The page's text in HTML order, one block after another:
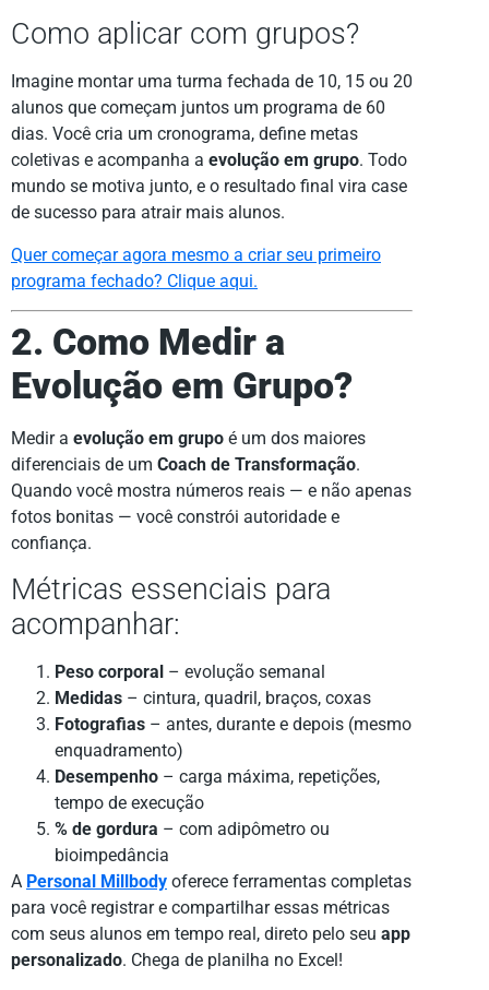
Como aplicar com grupos?
Imagine montar uma turma fechada de 10, 15 ou 20
alunos que começam juntos um programa de 60
dias. Você cria um cronograma, define metas
coletivas e acompanha a evolução em grupo. Todo
mundo se motiva junto, e o resultado final vira case
de sucesso para atrair mais alunos.
Quer começar agora mesmo a criar seu primeiro
programa fechado? Clique aqui.
2. Como Medir a
Evolução em Grupo?
Medir a evolução em grupo é um dos maiores
diferenciais de um Coach de Transformação.
Quando você mostra números reais — e não apenas
fotos bonitas — você constrói autoridade e
confiança.
Métricas essenciais para
acompanhar:
Peso corporal – evolução semanal
Medidas – cintura, quadril, braços, coxas
Fotografias – antes, durante e depois (mesmo
enquadramento)
Desempenho – carga máxima, repetições,
tempo de execução
% de gordura – com adipômetro ou
bioimpedância
A Personal Millbody oferece ferramentas completas
para você registrar e compartilhar essas métricas
com seus alunos em tempo real, direto pelo seu app
personalizado. Chega de planilha no Excel!